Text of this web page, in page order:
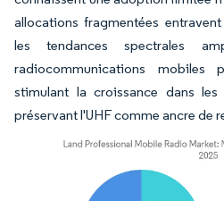
allocations fragmentées
les tendances spectrales
radiocommunications mobiles
stimulant la croissance dans
préservant l'UHF comme ancre de